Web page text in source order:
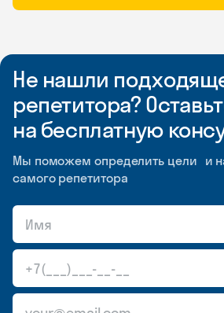
Не нашли
репетитора?
на бесплатную
Мы поможем определить цели и
самого репетитора